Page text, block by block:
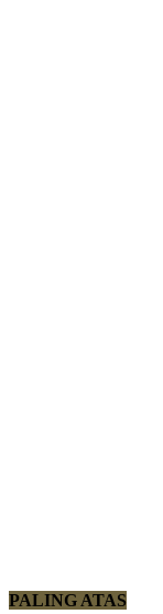
PALING ATAS